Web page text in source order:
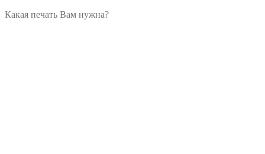
Какая печать Вам нужна?